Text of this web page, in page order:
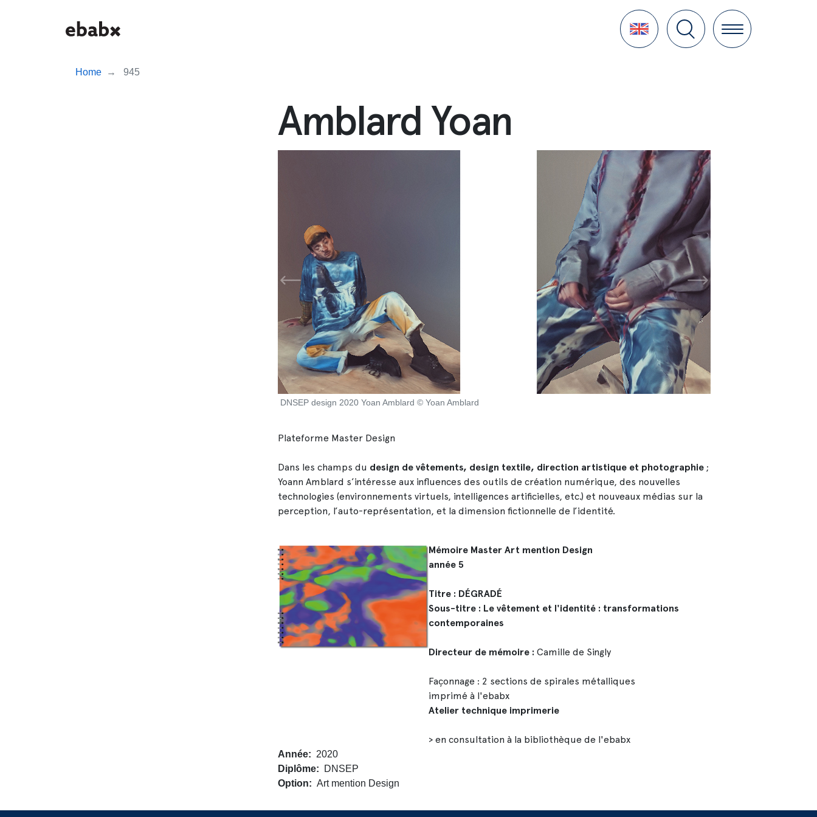
Language
Home 945
Amblard Yoan
DNSEP design 2020 Yoan Amblard © Yoan Amblard
Plateforme Master Design
Dans les champs du design de vêtements, design textile, direction artistique et photographie ;
Yoann Amblard s’intéresse aux influences des outils de création numérique, des nouvelles
technologies (environnements virtuels, intelligences artificielles, etc.) et nouveaux médias sur la
perception, l’auto-représentation, et la dimension fictionnelle de l’identité.
Mémoire Master Art mention Design
année 5
Titre : DÉGRADÉ
Sous-titre : Le vêtement et l'identité : transformations
contemporaines
Directeur de mémoire : Camille de Singly
Façonnage : 2 sections de spirales métalliques
imprimé à l'ebabx
Atelier technique imprimerie
> en consultation à la bibliothèque de l'ebabx
Année
2020
Diplôme
DNSEP
Option
Art mention Design